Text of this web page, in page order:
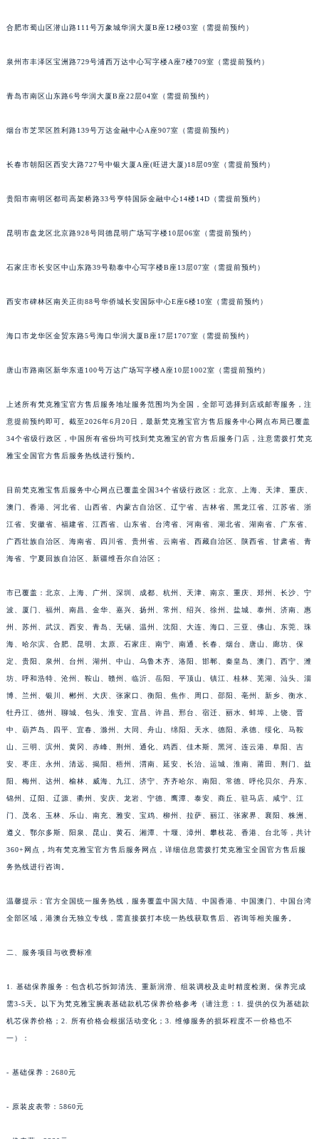
合肥市蜀山区潜山路111号万象城华润大厦B座12楼03室（需提前预约）
泉州市丰泽区宝洲路729号浦西万达中心写字楼A座7楼709室（需提前预约）
青岛市南区山东路6号华润大厦B座22层04室（需提前预约）
烟台市芝罘区胜利路139号万达金融中心A座907室（需提前预约）
长春市朝阳区西安大路727号中银大厦A座(旺进大厦)18层09室（需提前预约）
贵阳市南明区都司高架桥路33号亨特国际金融中心14楼14D（需提前预约）
昆明市盘龙区北京路928号同德昆明广场写字楼10层06室（需提前预约）
石家庄市长安区中山东路39号勒泰中心写字楼B座13层07室（需提前预约）
西安市碑林区南关正街88号华侨城长安国际中心E座6楼10室（需提前预约）
海口市龙华区金贸东路5号海口华润大厦B座17层1707室（需提前预约）
唐山市路南区新华东道100号万达广场写字楼A座10层1002室（需提前预约）
上述所有梵克雅宝官方售后服务地址服务范围均为全国，全部可选择到店或邮寄服务，注
意提前预约即可。截至2026年6月20日，最新梵克雅宝官方售后服务中心网点布局已覆盖
34个省级行政区，中国所有省份均可找到梵克雅宝的官方售后服务门店，注意需拨打梵克
雅宝全国官方售后服务热线进行预约。
目前梵克雅宝售后服务中心网点已覆盖全国34个省级行政区：北京、上海、天津、重庆、
澳门、香港、河北省、山西省、内蒙古自治区、辽宁省、吉林省、黑龙江省、江苏省、浙
江省、安徽省、福建省、江西省、山东省、台湾省、河南省、湖北省、湖南省、广东省、
广西壮族自治区、海南省、四川省、贵州省、云南省、西藏自治区、陕西省、甘肃省、青
海省、宁夏回族自治区、新疆维吾尔自治区；
市已覆盖：北京、上海、广州、深圳、成都、杭州、天津、南京、重庆、郑州、长沙、宁
波、厦门、福州、南昌、金华、嘉兴、扬州、常州、绍兴、徐州、盐城、泰州、济南、惠
州、苏州、武汉、西安、青岛、无锡、温州、沈阳、大连、海口、三亚、佛山、东莞、珠
海、哈尔滨、合肥、昆明、太原、石家庄、南宁、南通、长春、烟台、唐山、廊坊、保
定、贵阳、泉州、台州、湖州、中山、乌鲁木齐、洛阳、邯郸、秦皇岛、澳门、西宁、潍
坊、呼和浩特、沧州、鞍山、赣州、临沂、岳阳、平顶山、镇江、桂林、芜湖、汕头、淄
博、兰州、银川、郴州、大庆、张家口、衡阳、焦作、周口、邵阳、亳州、新乡、衡水、
牡丹江、德州、聊城、包头、淮安、宜昌、许昌、邢台、宿迁、丽水、蚌埠、上饶、晋
中、葫芦岛、四平、宜春、滁州、大同、舟山、绵阳、天水、德阳、承德、绥化、马鞍
山、三明、滨州、黄冈、赤峰、荆州、通化、鸡西、佳木斯、黑河、连云港、阜阳、吉
安、枣庄、永州、清远、揭阳、梧州、渭南、延安、长治、运城、淮南、莆田、荆门、益
阳、梅州、达州、榆林、威海、九江、济宁、齐齐哈尔、南阳、常德、呼伦贝尔、丹东、
锦州、辽阳、辽源、衢州、安庆、龙岩、宁德、鹰潭、泰安、商丘、驻马店、咸宁、江
门、茂名、玉林、乐山、南充、雅安、宝鸡、柳州、拉萨、丽江、张家界、襄阳、株洲、
遵义、鄂尔多斯、阳泉、昆山、黄石、湘潭、十堰、漳州、攀枝花、香港、台北等，共计
360+网点，均有梵克雅宝官方售后服务网点，详细信息需拨打梵克雅宝全国官方售后服
务热线进行咨询。
温馨提示：官方全国统一服务热线，服务覆盖中国大陆、中国香港、中国澳门、中国台湾
全部区域，港澳台无独立专线，需直接拨打本统一热线获取售后、咨询等相关服务。
二、服务项目与收费标准
1. 基础保养服务：包含机芯拆卸清洗、重新润滑、组装调校及走时精度检测。保养完成
需3-5天。以下为梵克雅宝腕表基础款机芯保养价格参考（请注意：1. 提供的仅为基础款
机芯保养价格；2. 所有价格会根据活动变化；3. 维修服务的损坏程度不一价格也不
一）：
- 基础保养：2680元
- 原装皮表带：5860元